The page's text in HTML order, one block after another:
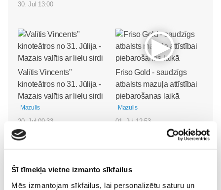
Šī tīmekļa vietne izmanto sīkfailus
Mēs izmantojam sīkfailus, lai personalizētu saturu un
30. Jul 13:00
Valītis Vincents"
kinoteātros no 31. Jūlija -
Mazais valītis ar lielu sirdi
Mazulis
20. Jul 09:33
Friso Gold - saudzīgs
atbalsts mazuļa attīstībai
piebarošanas laikā
Mazulis
01. Jul 12:53